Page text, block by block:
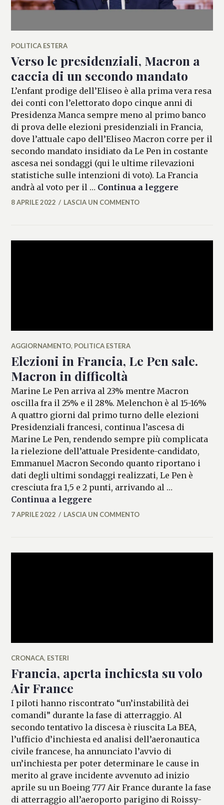
POLITICA ESTERA
Verso le presidenziali, Macron a
caccia di un secondo mandato
L’enfant prodige dell’Eliseo è alla prima vera resa
dei conti con l’elettorato dopo cinque anni di
Presidenza Manca sempre meno al primo banco
di prova delle elezioni presidenziali in Francia,
dove l’attuale capo dell’Eliseo Macron corre per il
secondo mandato insidiato da Le Pen in costante
ascesa nei sondaggi (qui le ultime rilevazioni
statistiche sulle intenzioni di voto). La Francia
andrà al voto per il … Continua a leggere
MARIANNA
8 APRILE 2022 LASCIA UN COMMENTO
AGGIORNAMENTO, POLITICA ESTERA
Elezioni in Francia, Le Pen sale.
Macron in difficoltà
Marine Le Pen arriva al 23% mentre Macron
oscilla fra il 25% e il 28%. Melenchon è al 15-16%
A quattro giorni dal primo turno delle elezioni
Presidenziali francesi, continua l’ascesa di
Marine Le Pen, rendendo sempre più complicata
la rielezione dell’attuale Presidente-candidato,
Emmanuel Macron Secondo quanto riportano i
dati degli ultimi sondaggi realizzati, Le Pen è
cresciuta fra 1,5 e 2 punti, arrivando al …
Continua a leggere
FEDERICO
7 APRILE 2022 LASCIA UN COMMENTO
CRONACA, ESTERI
Francia, aperta inchiesta su volo
Air France
I piloti hanno riscontrato “un’instabilità dei
comandi” durante la fase di atterraggio. Al
secondo tentativo la discesa è riuscita La BEA,
l’ufficio d’inchiesta ed analisi dell’aeronautica
civile francese, ha annunciato l’avvio di
un’inchiesta per poter determinare le cause in
merito al grave incidente avvenuto ad inizio
aprile su un Boeing 777 Air France durante la fase
di atterraggio all’aeroporto parigino di Roissy-